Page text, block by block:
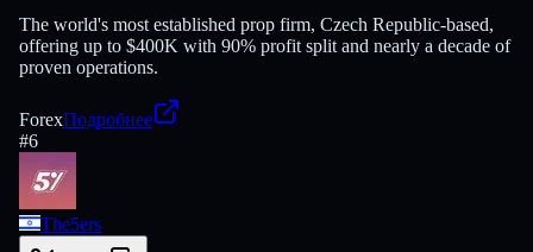
The world's most established prop firm, Czech Republic-based,
offering up to $400K with 90% profit split and nearly a decade of
proven operations.
ForexПодробнее
#6
The5ers